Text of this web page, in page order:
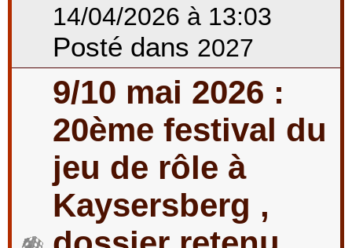
14/04/2026 à 13:03
Posté dans 2027
9/10 mai 2026 :
20ème festival du
jeu de rôle à
Kaysersberg ,